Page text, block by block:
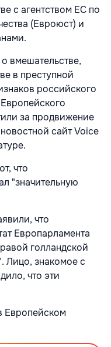
с агентством ЕС по
(Евроюст) и
вмешательстве,
в преступной
российского
за продвижение
сайт Voice
что
"значительную
что
Европарламента
голландской
Лицо, знакомое с
что эти
Европейском